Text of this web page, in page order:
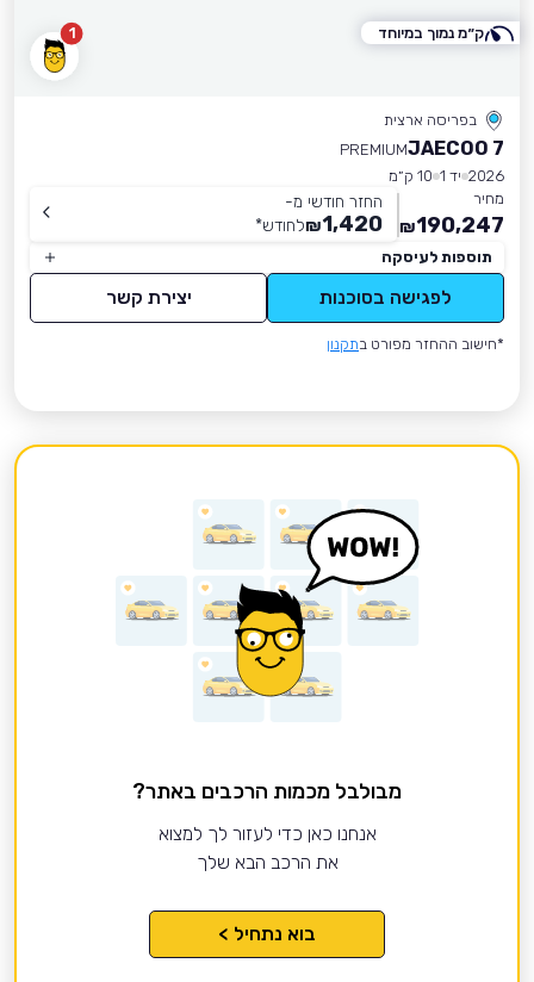
1
בפריסה ארצית
JAECOO 7
PREMIUM
2026 יד 1
10 ק״מ
מחיר
190,247
₪
החזר חודשי מ-
1,420
₪לחודש*
תוספות לעיסקה
לפגישה בסוכנות יצירת קשר
*חישוב ההחזר מפורט בתקנון
ק״מ נמוך במיוחד
מבולבל מכמות הרכבים באתר?
אנחנו כאן כדי לעזור לך למצוא
את הרכב הבא שלך
בוא נתחיל >